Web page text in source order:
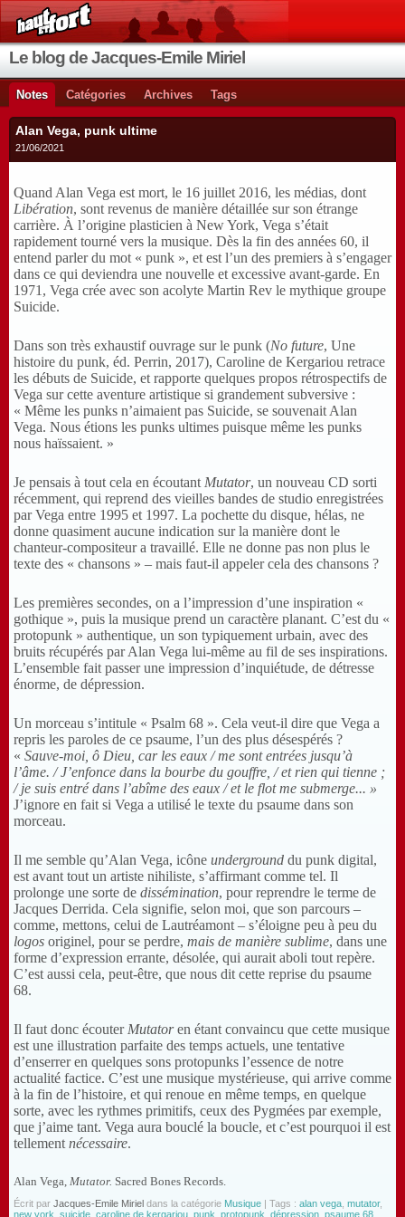
Le blog de Jacques-Emile Miriel
Notes Catégories Archives Tags
Alan Vega, punk ultime
21/06/2021
Quand Alan Vega est mort, le 16 juillet 2016, les médias, dont
Libération, sont revenus de manière détaillée sur son étrange
carrière. À l’origine plasticien à New York, Vega s’était
rapidement tourné vers la musique. Dès la fin des années 60, il
entend parler du mot « punk », et est l’un des premiers à s’engager
dans ce qui deviendra une nouvelle et excessive avant-garde. En
1971, Vega crée avec son acolyte Martin Rev le mythique groupe
Suicide.
Dans son très exhaustif ouvrage sur le punk (No future, Une
histoire du punk, éd. Perrin, 2017), Caroline de Kergariou retrace
les débuts de Suicide, et rapporte quelques propos rétrospectifs de
Vega sur cette aventure artistique si grandement subversive :
« Même les punks n’aimaient pas Suicide, se souvenait Alan
Vega. Nous étions les punks ultimes puisque même les punks
nous haïssaient. »
Je pensais à tout cela en écoutant Mutator, un nouveau CD sorti
récemment, qui reprend des vieilles bandes de studio enregistrées
par Vega entre 1995 et 1997. La pochette du disque, hélas, ne
donne quasiment aucune indication sur la manière dont le
chanteur-compositeur a travaillé. Elle ne donne pas non plus le
texte des « chansons » ‒ mais faut-il appeler cela des chansons ?
Les premières secondes, on a l’impression d’une inspiration «
gothique », puis la musique prend un caractère planant. C’est du «
protopunk » authentique, un son typiquement urbain, avec des
bruits récupérés par Alan Vega lui-même au fil de ses inspirations.
L’ensemble fait passer une impression d’inquiétude, de détresse
énorme, de dépression.
Un morceau s’intitule « Psalm 68 ». Cela veut-il dire que Vega a
repris les paroles de ce psaume, l’un des plus désespérés ?
« Sauve-moi, ô Dieu, car les eaux / me sont entrées jusqu’à
l’âme. / J’enfonce dans la bourbe du gouffre, / et rien qui tienne ;
/ je suis entré dans l’abîme des eaux / et le flot me submerge... »
J’ignore en fait si Vega a utilisé le texte du psaume dans son
morceau.
Il me semble qu’Alan Vega, icône underground du punk digital,
est avant tout un artiste nihiliste, s’affirmant comme tel. Il
prolonge une sorte de dissémination, pour reprendre le terme de
Jacques Derrida. Cela signifie, selon moi, que son parcours ‒
comme, mettons, celui de Lautréamont ‒ s’éloigne peu à peu du
logos originel, pour se perdre, mais de manière sublime, dans une
forme d’expression errante, désolée, qui aurait aboli tout repère.
C’est aussi cela, peut-être, que nous dit cette reprise du psaume
68.
Il faut donc écouter Mutatoren étant convaincu que cette musique
est une illustration parfaite des temps actuels, une tentative
d’enserrer en quelques sons protopunks l’essence de notre
actualité factice. C’est une musique mystérieuse, qui arrive comme
à la fin de l’histoire, et qui renoue en même temps, en quelque
sorte, avec les rythmes primitifs, ceux des Pygmées par exemple,
que j’aime tant. Vega aura bouclé la boucle, et c’est pourquoi il est
tellement nécessaire.
Alan Vega, Mutator. Sacred Bones Records.
Écrit par Jacques-Emile Miriel dans la catégorie Musique | Tags : alan vega mutator,
new york suicide caroline de kergariou punk protopunk dépression psaume 68